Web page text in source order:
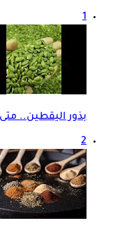
1
بذور اليقطين..
2